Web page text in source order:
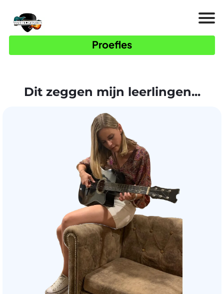
Proefles
Dit zeggen mijn leerlingen...